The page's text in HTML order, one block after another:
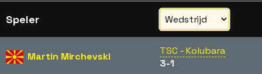
Speler
Martin Mirchevski
TSC - Kolubara
3-1